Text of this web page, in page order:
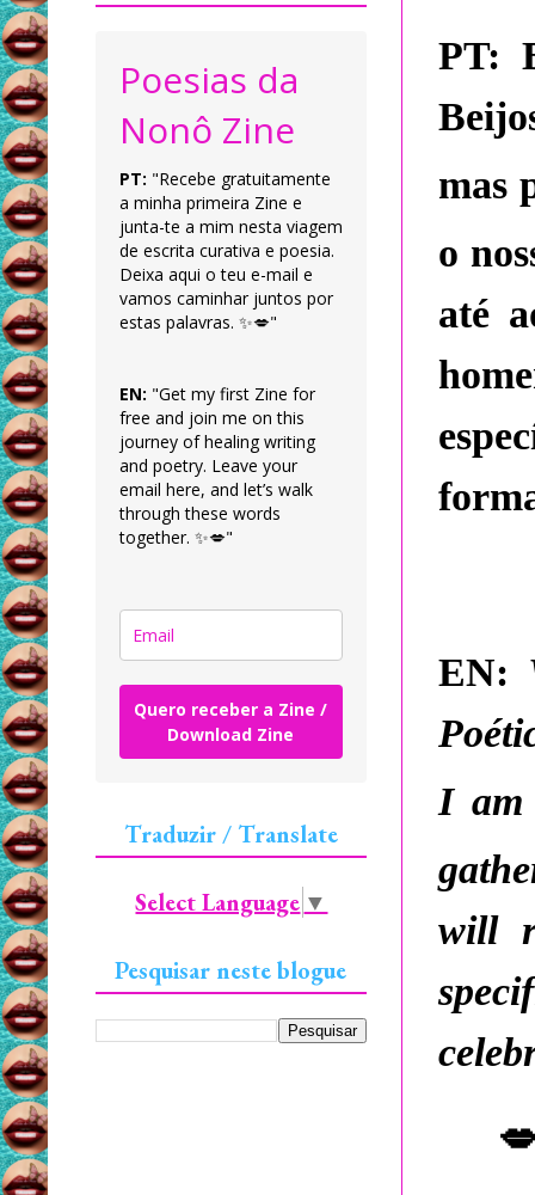
PT:
mas
o
até
EN:
I
will
Poesias da
Nonô Zine
PT: "Recebe gratuitamente
a minha primeira Zine e
junta-te a mim nesta viagem
de escrita curativa e poesia.
Deixa aqui o teu e-mail e
vamos caminhar juntos por
estas palavras. ✨💋"
EN: "Get my first Zine for
free and join me on this
journey of healing writing
and poetry. Leave your
email here, and let’s walk
through these words
together. ✨💋"
Quero receber a Zine /
Download Zine
Traduzir / Translate
Select Language ▼
Pesquisar neste blogue